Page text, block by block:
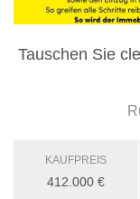
Tauschen Sie
KAUFPREIS
412.000 €